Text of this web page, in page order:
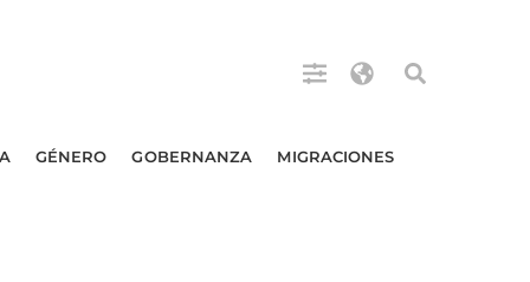
GÉNERO GOBERNANZA MIGRACIONES